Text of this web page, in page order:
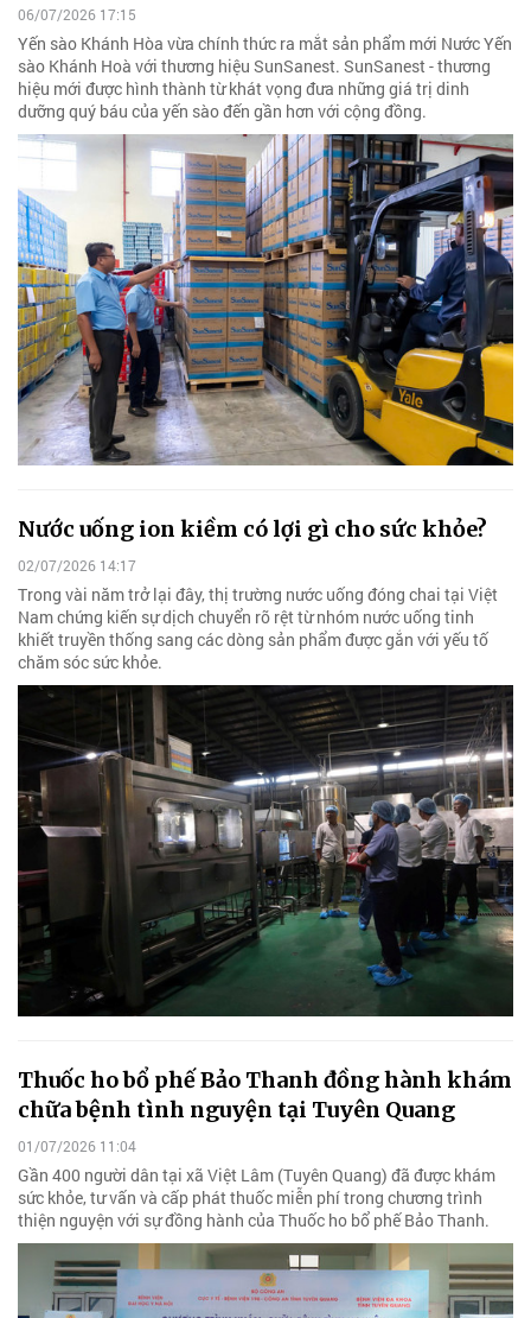
06/07/2026 17:15
Yến sào Khánh Hòa vừa chính thức ra mắt sản phẩm mới Nước Yến
sào Khánh Hoà với thương hiệu SunSanest. SunSanest - thương
hiệu mới được hình thành từ khát vọng đưa những giá trị dinh
dưỡng quý báu của yến sào đến gần hơn với cộng đồng.
Nước uống ion kiềm có lợi gì cho sức khỏe?
02/07/2026 14:17
Trong vài năm trở lại đây, thị trường nước uống đóng chai tại Việt
Nam chứng kiến sự dịch chuyển rõ rệt từ nhóm nước uống tinh
khiết truyền thống sang các dòng sản phẩm được gắn với yếu tố
chăm sóc sức khỏe.
Thuốc ho bổ phế Bảo Thanh đồng hành khám
chữa bệnh tình nguyện tại Tuyên Quang
01/07/2026 11:04
Gần 400 người dân tại xã Việt Lâm (Tuyên Quang) đã được khám
sức khỏe, tư vấn và cấp phát thuốc miễn phí trong chương trình
thiện nguyện với sự đồng hành của Thuốc ho bổ phế Bảo Thanh.